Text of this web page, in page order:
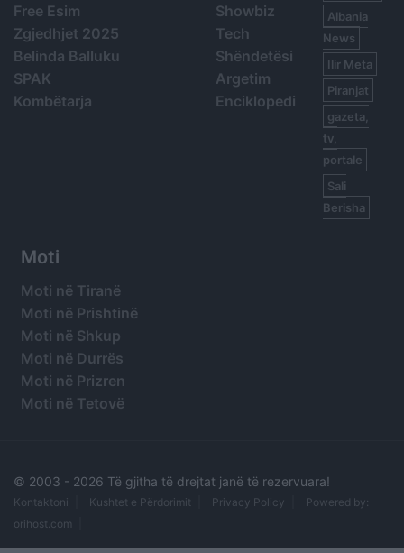
Free Esim
Zgjedhjet 2025
Belinda Balluku
SPAK
Kombëtarja
Showbiz
Tech
Shëndetësi
Argetim
Enciklopedi
Albania
News
Ilir Meta
Piranjat
gazeta,
tv,
portale
Sali
Berisha
Moti
Moti në Tiranë
Moti në Prishtinë
Moti në Shkup
Moti në Durrës
Moti në Prizren
Moti në Tetovë
© 2003 - 2026 Të gjitha të drejtat janë të rezervuara!
Kontaktoni Kushtet e Përdorimit Privacy Policy
Powered by:
orihost.com